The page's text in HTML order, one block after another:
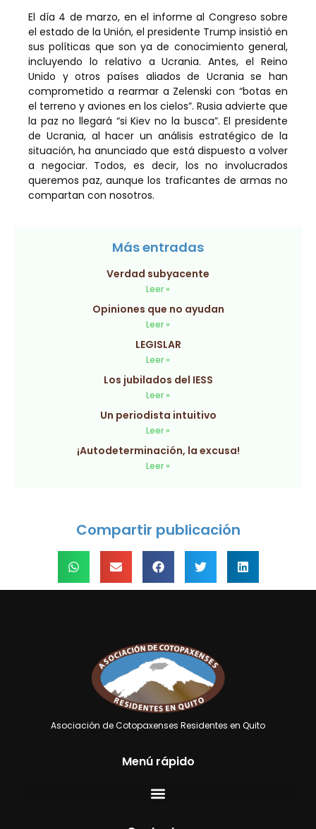
El día 4 de marzo, en el informe al Congreso sobre
el estado de la Unión, el presidente Trump insistió en
sus políticas que son ya de conocimiento general,
incluyendo lo relativo a Ucrania. Antes, el Reino
Unido y otros países aliados de Ucrania se han
comprometido a rearmar a Zelenski con “botas en
el terreno y aviones en los cielos”. Rusia advierte que
la paz no llegará “si Kiev no la busca”. El presidente
de Ucrania, al hacer un análisis estratégico de la
situación, ha anunciado que está dispuesto a volver
a negociar. Todos, es decir, los no involucrados
queremos paz, aunque los traficantes de armas no
compartan con nosotros.
Más entradas
Verdad subyacente
Leer »
Opiniones que no ayudan
Leer »
LEGISLAR
Leer »
Los jubilados del IESS
Leer »
Un periodista intuitivo
Leer »
¡Autodeterminación, la excusa!
Leer »
Compartir publicación
Asociación de Cotopaxenses Residentes en Quito
Menú rápido